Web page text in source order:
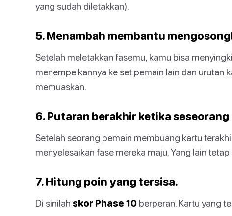
yang sudah diletakkan).
5. Menambah membantu
Setelah meletakkan fasemu, kamu bisa
menempelkannya ke set pemain lain dan urutan
memuaskan.
6. Putaran berakhir ketika seseorang
Setelah seorang pemain membuang kartu
menyelesaikan fase mereka maju. Yang lain
7. Hitung poin yang tersisa.
Di sinilah skor Phase 10 berperan. Kartu yang